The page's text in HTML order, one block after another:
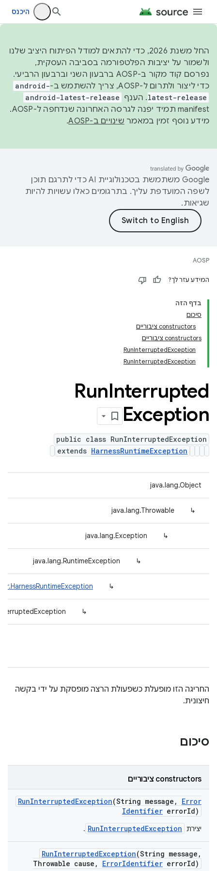
היכנס
החל משנת 2026, כדי להתאים למודל הפיתוח היציב שלנו
ולשמור על יציבות הפלטפורמה בסביבה העסקית,
נפרסם קוד מקור ב-AOSP ברבעון השני וברבעון הרביעי.
כדי ליצור ולתרום ל-AOSP, צריך להשתמש ב-
android-
latest-release. הענף android-latest-release
manifest תמיד יפנה לגרסה האחרונה שנדחפה ל-AOSP.
מידע נוסף זמין במאמר שינויים ב-AOSP .
‫Google משתמשת בטכנולוגיית AI כדי לתרגם תוכן
לשפה המועדפת עליך. בתרגומים כאלו עשויות להיות
שגיאות.
AOSP
המידע עזר לך?
בדף הזה
סיכום
‫constructors ציבוריים
‫constructors ציבוריים
RunInterruptedException
RunInterruptedException
RunInterrupted
Exception
public class RunInterruptedException
extends HarnessRuntimeException
java.lang.Object
↳
java.lang.Throwable
↳
java.lang.Exception
↳
java.lang.RuntimeException
↳
↳
החריגה הזו מופעלת כשפעולת הרצה מופסקת על ידי בקשה
חיצונית.
סיכום
‫constructors ציבוריים
RunInterruptedException(String message ,
Error
Identifier errorId)
יצירת RunInterruptedException
.
RunInterruptedException(String message ,
Throwable cause , ErrorIdentifier errorId)